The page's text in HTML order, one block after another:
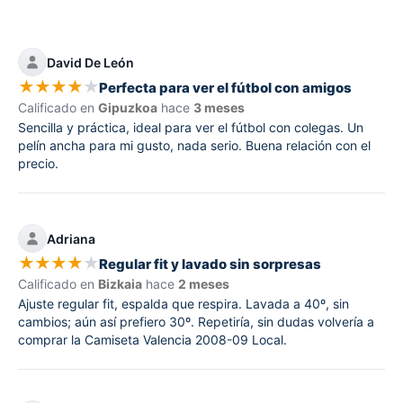
David De León
★★★★★Perfecta para ver el fútbol con amigos
Calificado en Gipuzkoa hace 3 meses
Sencilla y práctica, ideal para ver el fútbol con colegas. Un
pelín ancha para mi gusto, nada serio. Buena relación con el
precio.
Adriana
★★★★★Regular fit y lavado sin sorpresas
Calificado en Bizkaia hace 2 meses
Ajuste regular fit, espalda que respira. Lavada a 40º, sin
cambios; aún así prefiero 30º. Repetiría, sin dudas volvería a
comprar la Camiseta Valencia 2008-09 Local.